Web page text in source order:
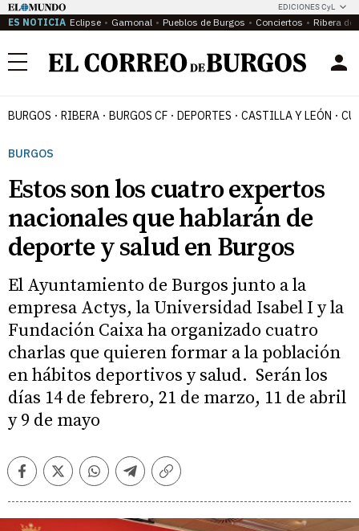
EDICIONES CyL
ES NOTICIA Eclipse Gamonal Pueblos de Burgos Conciertos Ribera del
Menú
BURGOS RIBERA BURGOS CF DEPORTES CASTILLA Y LEÓN
BURGOS
Estos son los cuatro expertos
nacionales que hablarán de
deporte y salud en Burgos
El Ayuntamiento de Burgos junto a la
empresa Actys, la Universidad Isabel I y la
Fundación Caixa ha organizado cuatro
charlas que quieren formar a la población
en hábitos deportivos y salud. Serán los
días 14 de febrero, 21 de marzo, 11 de abril
y 9 de mayo
FacebookTwitterWhatsappTelegramCopiar